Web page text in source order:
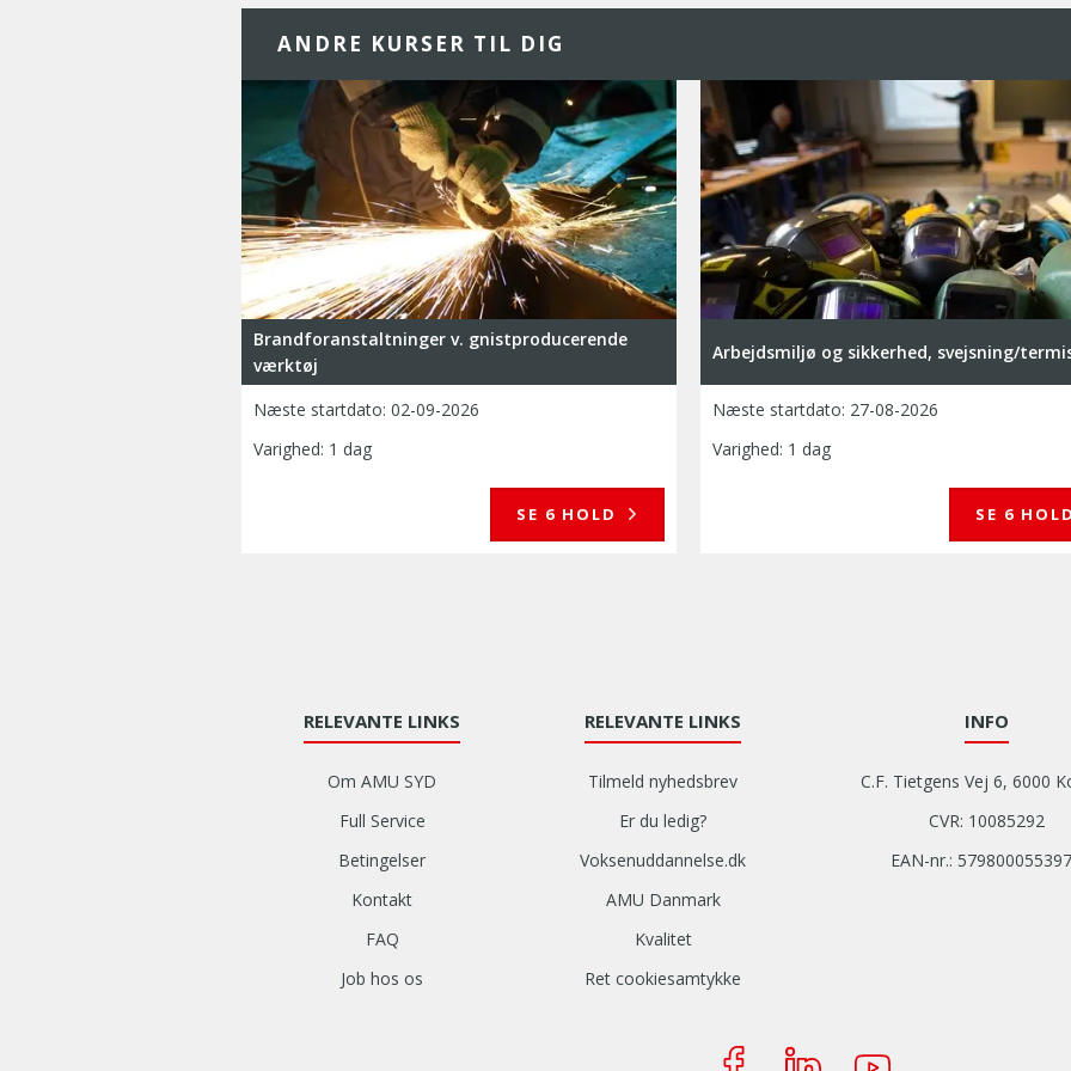
ANDRE KURSER TIL DIG
Brandforanstaltninger v. gnistproducerende
værktøj
Næste startdato: 02-09-2026
Varighed: 1 dag
SE 6 HOLD
Arbejdsmiljø og sikkerhed, svejsning/
Næste startdato: 27-08-2026
Varighed: 1 dag
SE 6
RELEVANTE LINKS
Om AMU SYD
Full Service
Betingelser
Kontakt
FAQ
Job hos os
RELEVANTE LINKS
Tilmeld nyhedsbrev
Er du ledig?
Voksenuddannelse.dk
AMU Danmark
Kvalitet
Ret cookiesamtykke
INFO
C.F. Tietgens Vej 6, 6000
CVR: 10085292
EAN-nr.: